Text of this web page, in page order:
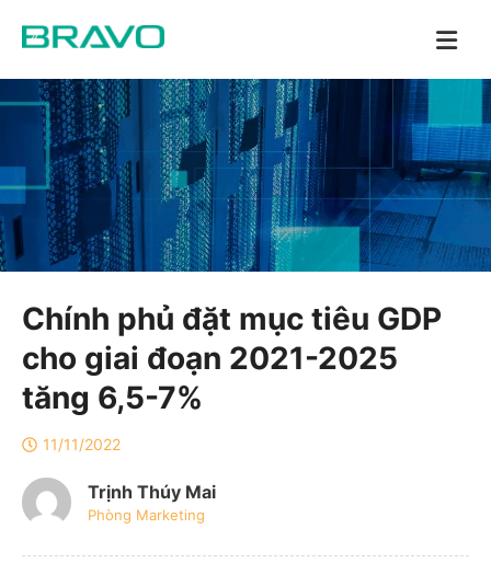
Chính phủ đặt mục tiêu GDP
cho giai đoạn 2021-2025
tăng 6,5-7%
11/11/2022
Trịnh Thúy Mai
Phòng Marketing